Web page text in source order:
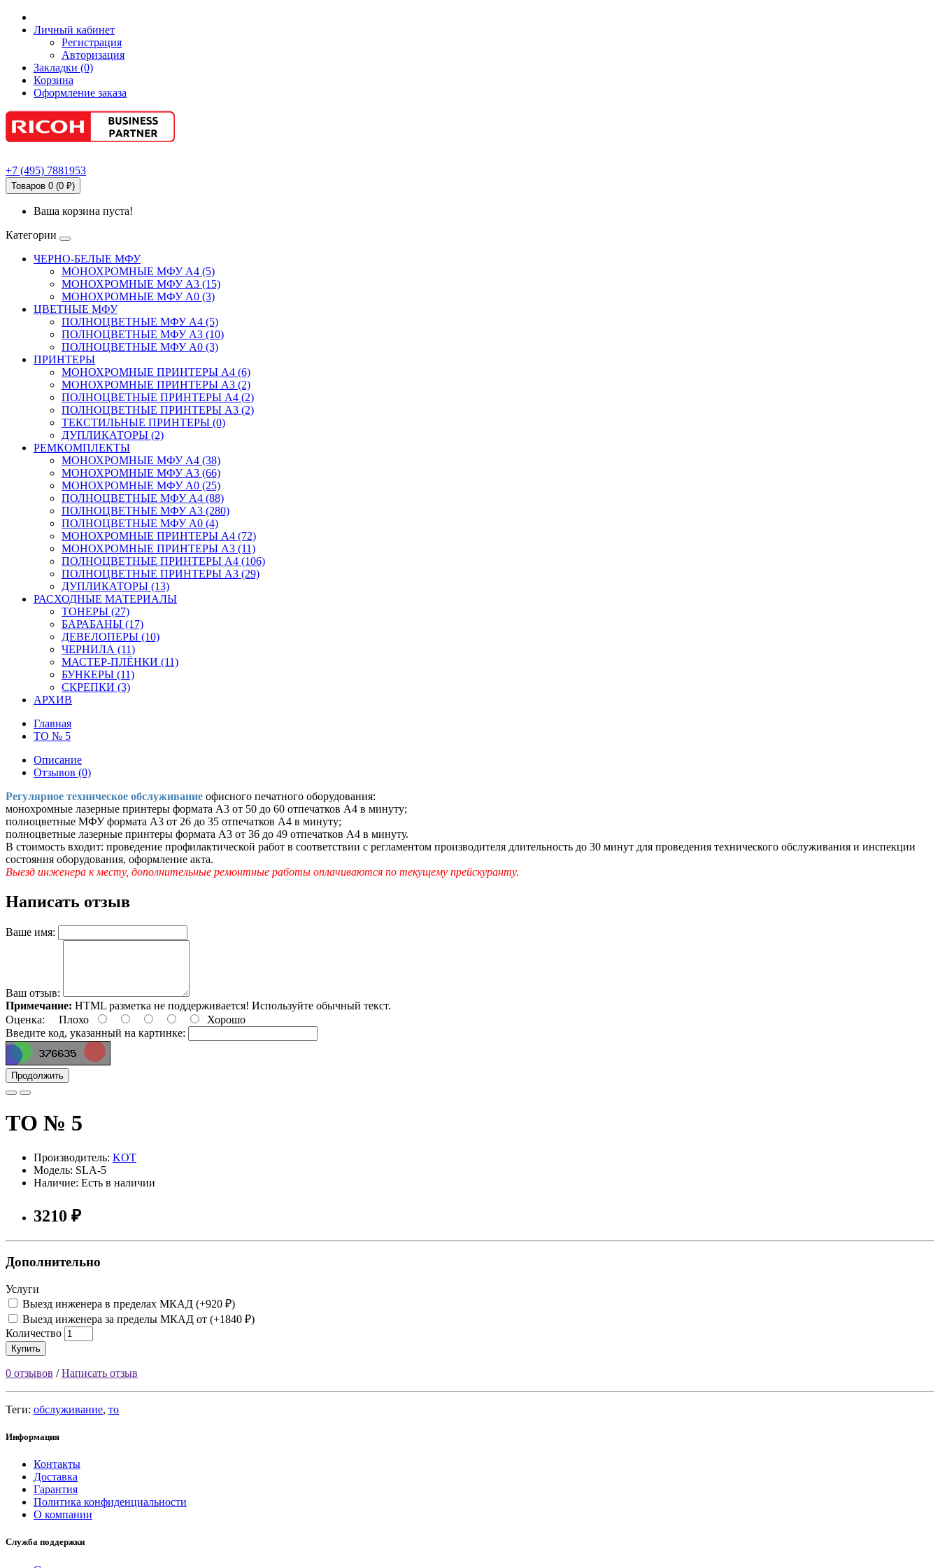
Личный кабинет
Регистрация
Авторизация
Закладки (0)
Корзина
Оформление заказа
+7 (495) 7881953
Товаров 0 (0 ₽)
Ваша корзина пуста!
Категории
ЧЕРНО-БЕЛЫЕ МФУ
МОНОХРОМНЫЕ МФУ А4 (5)
МОНОХРОМНЫЕ МФУ А3 (15)
МОНОХРОМНЫЕ МФУ А0 (3)
ЦВЕТНЫЕ МФУ
ПОЛНОЦВЕТНЫЕ МФУ А4 (5)
ПОЛНОЦВЕТНЫЕ МФУ А3 (10)
ПОЛНОЦВЕТНЫЕ МФУ А0 (3)
ПРИНТЕРЫ
МОНОХРОМНЫЕ ПРИНТЕРЫ А4 (6)
МОНОХРОМНЫЕ ПРИНТЕРЫ А3 (2)
ПОЛНОЦВЕТНЫЕ ПРИНТЕРЫ А4 (2)
ПОЛНОЦВЕТНЫЕ ПРИНТЕРЫ А3 (2)
ТЕКСТИЛЬНЫЕ ПРИНТЕРЫ (0)
ДУПЛИКАТОРЫ (2)
РЕМКОМПЛЕКТЫ
МОНОХРОМНЫЕ МФУ А4 (38)
МОНОХРОМНЫЕ МФУ А3 (66)
МОНОХРОМНЫЕ МФУ А0 (25)
ПОЛНОЦВЕТНЫЕ МФУ А4 (88)
ПОЛНОЦВЕТНЫЕ МФУ А3 (280)
ПОЛНОЦВЕТНЫЕ МФУ А0 (4)
МОНОХРОМНЫЕ ПРИНТЕРЫ А4 (72)
МОНОХРОМНЫЕ ПРИНТЕРЫ А3 (11)
ПОЛНОЦВЕТНЫЕ ПРИНТЕРЫ А4 (106)
ПОЛНОЦВЕТНЫЕ ПРИНТЕРЫ А3 (29)
ДУПЛИКАТОРЫ (13)
РАСХОДНЫЕ МАТЕРИАЛЫ
ТОНЕРЫ (27)
БАРАБАНЫ (17)
ДЕВЕЛОПЕРЫ (10)
ЧЕРНИЛА (11)
МАСТЕР-ПЛЁНКИ (11)
БУНКЕРЫ (11)
СКРЕПКИ (3)
АРХИВ
Главная
ТО № 5
Описание
Отзывов (0)
Регулярное техническое обслуживание офисного печатного оборудования:
монохромные лазерные принтеры формата А3 от 50 до 60 отпечатков A4 в минуту;
полноцветные МФУ формата А3 от 26 до 35 отпечатков A4 в минуту;
полноцветные лазерные принтеры формата А3 от 36 до 49 отпечатков A4 в минуту.
В стоимость входит: проведение профилактической работ в соответствии с регламентом производителя длительность до 30 минут для проведения технического обслуживания и инспекции
состояния оборудования, оформление акта.
Выезд инженера к месту, дополнительные ремонтные работы оплачиваются по текущему прейскуранту.
Написать отзыв
Ваше имя:
Ваш отзыв:
Примечание: HTML разметка не поддерживается! Используйте обычный текст.
Оценка: Плохо
Хорошо
Введите код, указанный на картинке:
Продолжить
ТО № 5
Производитель: KOT
Модель: SLA-5
Наличие: Есть в наличии
3210 ₽
Дополнительно
Услуги
Выезд инженера в пределах МКАД (+920 ₽)
Выезд инженера за пределы МКАД от (+1840 ₽)
Количество
Купить
0 отзывов /Написать отзыв
Теги: обслуживание, то
Информация
Контакты
Доставка
Гарантия
Политика конфиденциальности
О компании
Служба поддержки